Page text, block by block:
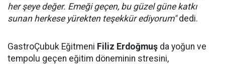
her şeye değer. Emeği geçen, bu güzel güne katkı
sunan herkese yürekten teşekkür ediyorum"dedi.
GastroÇubuk Eğitmeni Filiz Erdoğmuş da yoğun ve
tempolu geçen eğitim döneminin stresini,